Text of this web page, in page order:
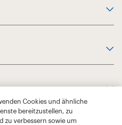
Cookies und ähnliche
bereitzustellen, zu
zu verbessern sowie um